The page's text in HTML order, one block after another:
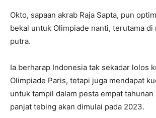
Okto, sapaan akrab Raja Sapta, pun
bekal untuk Olimpiade nanti, terutama di
putra.
Ia berharap Indonesia tak sekadar lolos
Olimpiade Paris, tetapi juga mendapat
untuk tampil dalam pesta empat tahunan
panjat tebing akan dimulai pada 2023.